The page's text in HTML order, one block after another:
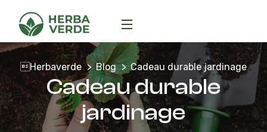
Herbaverde Blog Cadeau durable jardinage
Cadeau durable
jardinage